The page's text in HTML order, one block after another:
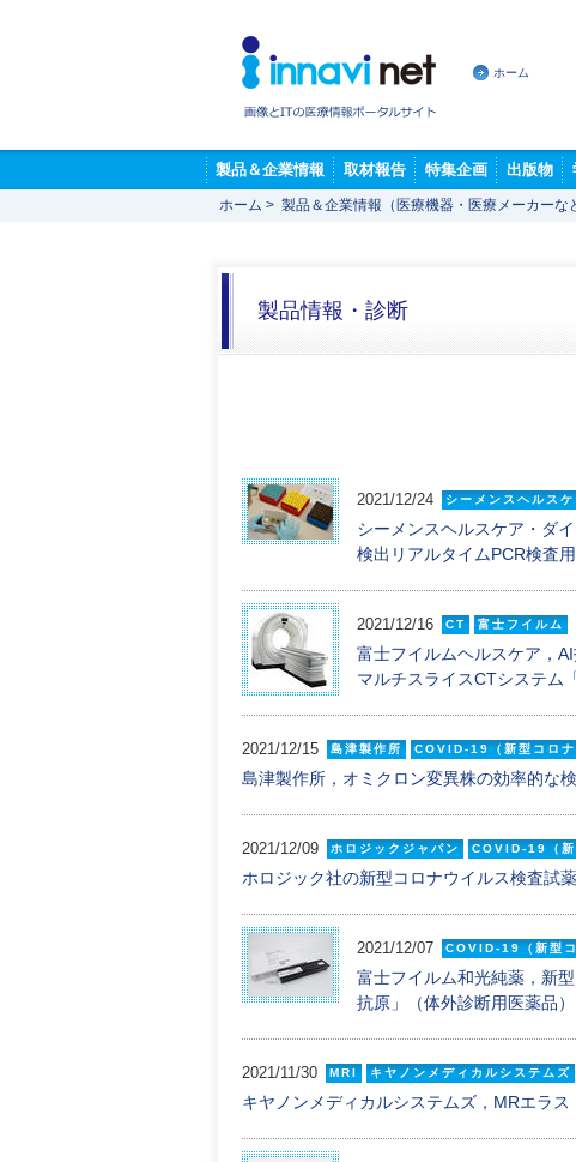
ホーム
製品＆企業情報 取材報告 特集企画 出版物
ホーム > 製品＆企業情報（医療機器・医療メーカーな
製品情報・診断
2021/12/24 シーメンスヘルス
シーメンスヘルスケア・ダ
検出リアルタイムPCR検査
2021/12/16 CT 富士フイルム
富士フイルムヘルスケア，
マルチスライスCTシステム
2021/12/15 島津製作所 COVID-19（新型コロ
島津製作所，オミクロン変異株の効率的な
2021/12/09 ホロジックジャパン COVID-19（新
ホロジック社の新型コロナウイルス検査試
2021/12/07 COVID-19（新型
富士フイルム和光純薬，新
抗原」（体外診断用医薬品
2021/11/30 MRI キヤノンメディカルシステムズ
キヤノンメディカルシステムズ，MRエラ